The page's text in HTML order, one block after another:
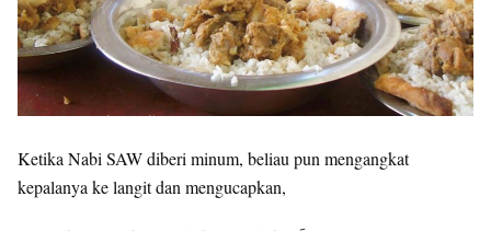
Ketika Nabi SAW diberi minum, beliau pun mengangkat
kepalanya ke langit dan mengucapkan,